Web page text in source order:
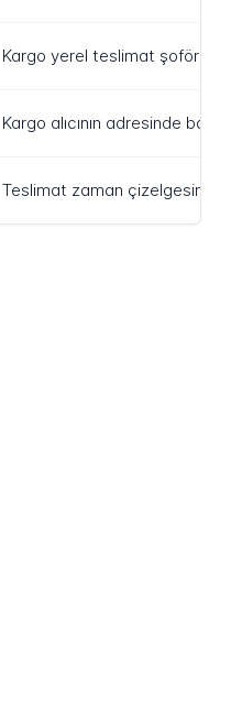
Kargo yerel teslimat şoförüne
Kargo alıcının adresinde
Teslimat zaman çizelgesini